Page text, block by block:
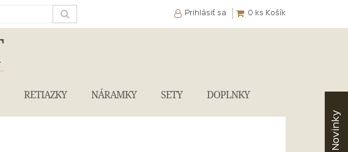
Prihlásiť sa 0 ks Košík
RETIAZKY NÁRAMKY SETY DOPLNKY
Novinky